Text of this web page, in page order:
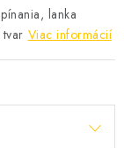
lanka
Viac informácií